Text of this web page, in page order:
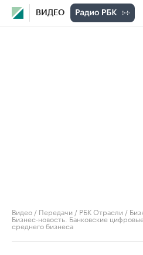
ВИДЕО
Видео / Передачи / РБК Отрасли /
Бизнес-новость. Банковские
среднего бизнеса